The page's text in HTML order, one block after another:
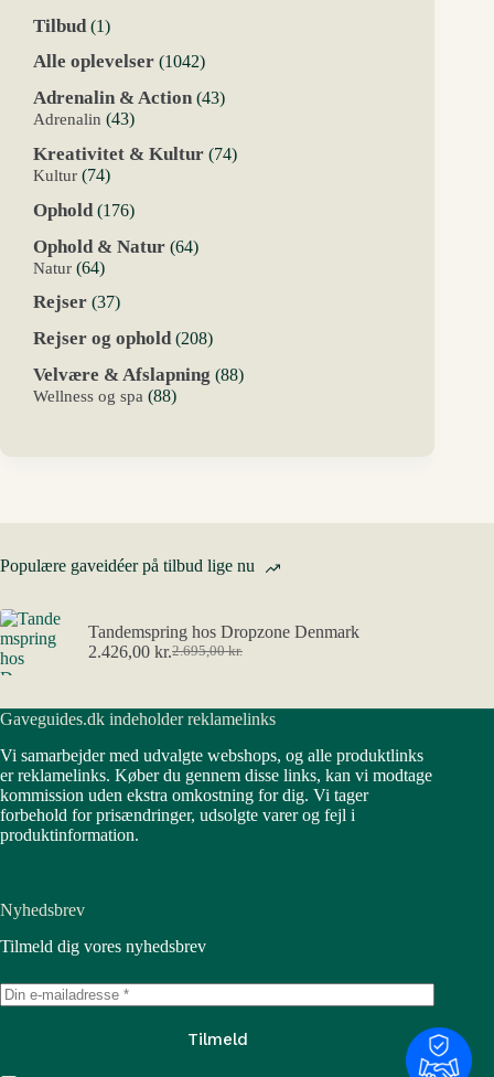
Tilbud 11
Alle oplevelser 10421042
Adrenalin & Action 4343
Adrenalin 4343
Kreativitet & Kultur 7474
Kultur 7474
Ophold 176176
Ophold & Natur 6464
Natur 6464
Rejser 3737
Rejser og ophold 208208
Velvære & Afslapning 8888
Wellness og spa 8888
Populære gaveidéer på tilbud lige nu
Tandemspring hos Dropzone Denmark
2.695,00kr.
Den
var:
2.426,00 kr.Den
er:
Gaveguides.dk indeholder reklamelinks
Vi samarbejder med udvalgte webshops, og alle produktlinks
er reklamelinks. Køber du gennem disse links, kan vi modtage
kommission uden ekstra omkostning for dig. Vi tager
forbehold for prisændringer, udsolgte varer og fejl i
produktinformation.
Nyhedsbrev
Tilmeld dig vores nyhedsbrev
Tilmeld